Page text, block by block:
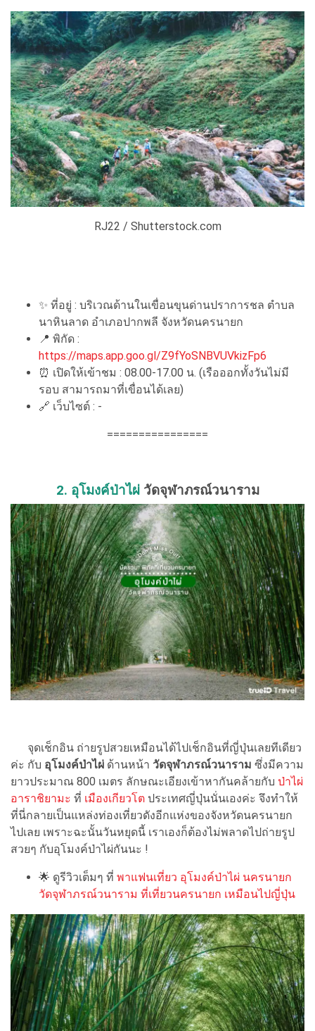
RJ22 / Shutterstock.com
✨ ที่อยู่ : บริเวณด้านในเขื่อนขุนด่านปราการชล ตำบล
นาหินลาด อำเภอปากพลี จังหวัดนครนายก
📍 พิกัด :
https://maps.app.goo.gl/Z9fYoSNBVUVkizFp6
⏰ เปิดให้เข้าชม : 08.00-17.00 น. (เรือออกทั้งวันไม่มี
รอบ สามารถมาที่เขื่อนได้เลย)
🔗 เว็บไซต์ : -
================
2. อุโมงค์ป่าไผ่ วัดจุฬาภรณ์วนาราม
จุดเช็กอิน ถ่ายรูปสวยเหมือนได้ไปเช็กอินที่ญี่ปุ่นเลยทีเดียว
ค่ะ กับ อุโมงค์ป่าไผ่ ด้านหน้า วัดจุฬาภรณ์วนาราม ซึ่งมีความ
ยาวประมาณ 800 เมตร ลักษณะเอียงเข้าหากันคล้ายกับ ป่าไผ่
อาราชิยามะ ที่ เมืองเกียวโต ประเทศญี่ปุ่นนั่นเองค่ะ จึงทำให้
ที่นี่กลายเป็นแหล่งท่องเที่ยวดังอีกแห่งของจังหวัดนครนายก
ไปเลย เพราะฉะนั้นวันหยุดนี้ เราเองก็ต้องไม่พลาดไปถ่ายรูป
สวยๆ กับอุโมงค์ป่าไผ่กันนะ !
🌟 ดูรีวิวเต็มๆ ที่ พาแฟนเที่ยว อุโมงค์ป่าไผ่ นครนายก
วัดจุฬาภรณ์วนาราม ที่เที่ยวนครนายก เหมือนไปญี่ปุ่น